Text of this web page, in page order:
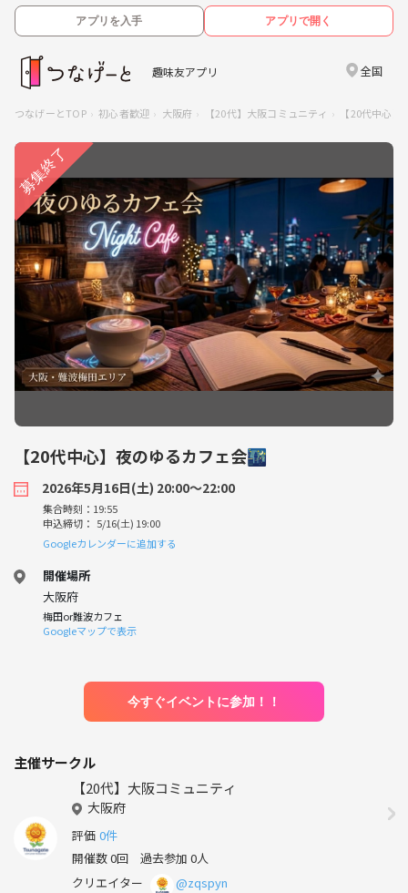
アプリを入手 アプリで開く
趣味友アプリ 全国
つなげーとTOP 初心者歓迎 大阪府 【20代】大阪コミュニティ 【20代中心
【20代中心】夜のゆるカフェ会🌃
2026年5月16日(土) 20:00〜22:00
集合時刻：19:55
申込締切： 5/16(土) 19:00
Googleカレンダーに追加する
開催場所
大阪府
梅田or難波カフェ
Googleマップで表示
今すぐイベントに参加！！
主催サークル
【20代】大阪コミュニティ
大阪府
評価 0件
開催数 0回 過去参加 0人
クリエイター
@zqspyn